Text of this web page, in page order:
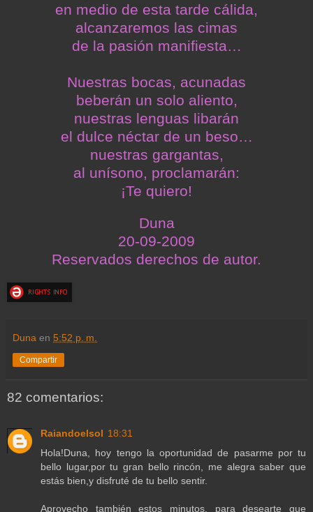
en medio de esta tarde cálida,
alcanzaremos las cimas
de la pasión manifiesta…
Nuestras bocas, acunadas
beberán un solo aliento,
nuestras lenguas libarán
el dulce néctar de un beso…
nuestras gargantas,
al unísono, proclamarán:
¡Te quiero!
Duna
20-09-2009
Reservados derechos de autor.
Duna en 5:52 p. m.
Compartir
82 comentarios:
Raiandoelsol 18:31
Hola!Duna, hoy tengo la oportunidad de pasarme por tu
bello lugar,por tu gran bello rincón, me alegra saber que
estás bien,y disfruté de tu bello sentir.
Aprovecho también estos minutos, para desearte que